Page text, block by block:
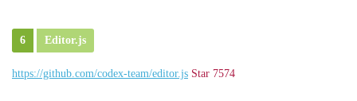
6 Editor.js
https://github.com/codex-team/editor.js Star 7574